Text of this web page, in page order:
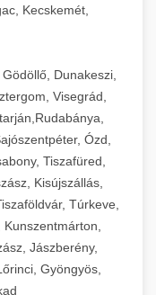
Gyors tisztítási
Gép +
reszelési
+
és
kellékek.
és catering
Kecskemét,
Dunakeszi,
Visegrád,
Ózd,
Tiszafüred,
Kisújszállás,
Túrkeve,
Jászberény,
Gyöngyös,